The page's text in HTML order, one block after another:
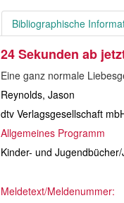
Bibliographische
24 Sekunden ab
Eine ganz normale
Reynolds, Jason
dtv Verlagsgesellschaft
Allgemeines Programm
Kinder- und
Meldetext/Meldenummer: